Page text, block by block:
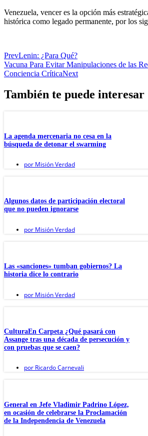
Venezuela, vencer es la opción más
histórica como legado permanente, por los
PrevLenin: ¿Para Qué?
Vacuna Para Evitar Manipulaciones de las
Conciencia CríticaNext
También te puede interesar
La agenda mercenaria no cesa en la
búsqueda de detonar el swarming
por Misión Verdad
Algunos datos de participación electoral
que no pueden ignorarse
por Misión Verdad
Las «sanciones» tumban gobiernos? La
historia dice lo contrario
por Misión Verdad
CulturaEn Carpeta ¿Qué pasará con
Assange tras una década de persecución y
con pruebas que se caen?
por Ricardo Carnevali
General en Jefe Vladimir Padrino López,
en ocasión de celebrarse la Proclamación
de la Independencia de Venezuela